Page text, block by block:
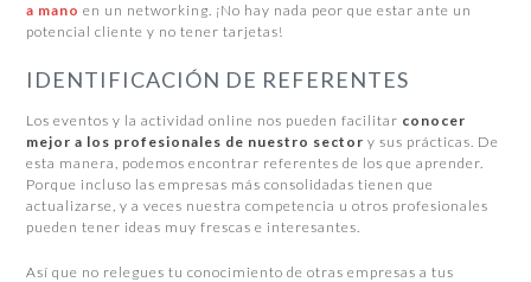
a mano en un networking. ¡No hay nada peor que estar ante un
potencial cliente y no tener tarjetas!
IDENTIFICACIÓN DE REFERENTES
Los eventos y la actividad online nos pueden facilitar conocer
mejor a los profesionales de nuestro sector y sus prácticas. De
esta manera, podemos encontrar referentes de los que aprender.
Porque incluso las empresas más consolidadas tienen que
actualizarse, y a veces nuestra competencia u otros profesionales
pueden tener ideas muy frescas e interesantes.
Así que no relegues tu conocimiento de otras empresas a tus